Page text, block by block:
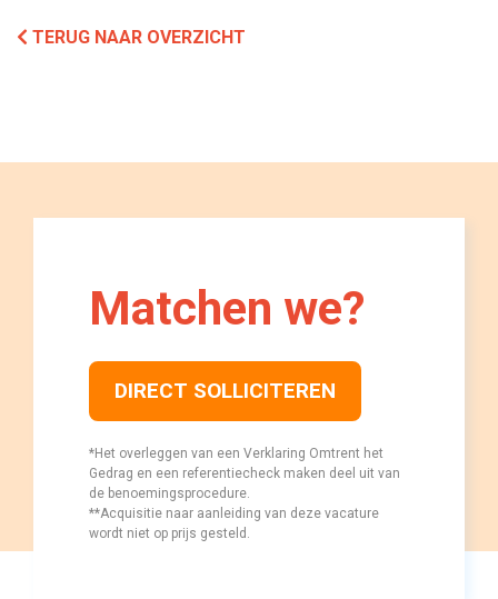
TERUG NAAR OVERZICHT
Matchen we?
DIRECT SOLLICITEREN
*Het overleggen van een Verklaring Omtrent het
Gedrag en een referentiecheck maken deel uit van
de benoemingsprocedure.
**Acquisitie naar aanleiding van deze vacature
wordt niet op prijs gesteld.